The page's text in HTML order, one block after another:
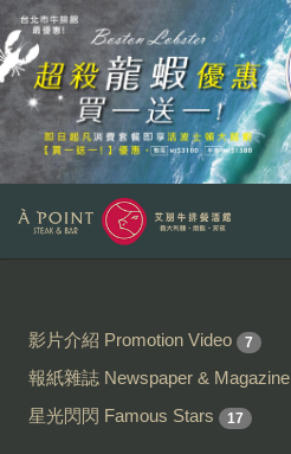
影片介紹 Promotion Video 7
報紙雜誌 Newspaper & Magazine
星光閃閃 Famous Stars 17